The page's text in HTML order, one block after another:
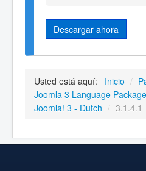
Descargar ahora
Usted está aquí: Inicio /
Joomla 3 Language
Joomla! 3 - Dutch / 3.1.4.1